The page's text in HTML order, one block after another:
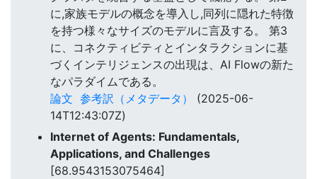
に,家族モデルの概念を導入し,同列に隠れた特徴
を持つ様々なサイズのモデルに言及する。 第3
に、コネクティビティとインタラクションに基
づくインテリジェンスの出現は、AI Flowの新た
なパラダイムである。
論文 参考訳（メタデータ）
(2025-06-
14T12:43:07Z)
Internet of Agents: Fundamentals,
Applications, and Challenges
[68.9543153075464]